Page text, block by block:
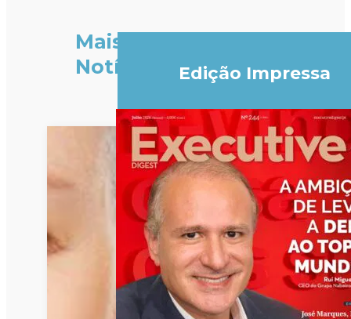
Mais
Notícias
Edição Impressa